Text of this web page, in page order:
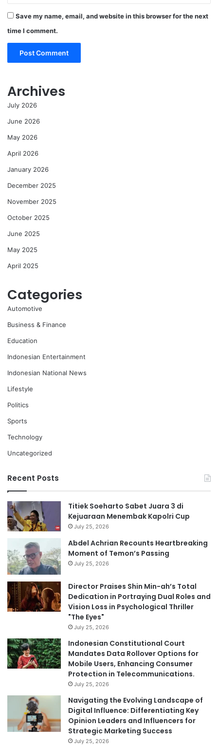
Save my name, email, and website in this browser for the next
time I comment.
Archives
July 2026
June 2026
May 2026
April 2026
January 2026
December 2025
November 2025
October 2025
June 2025
May 2025
April 2025
Categories
Automotive
Business & Finance
Education
Indonesian Entertainment
Indonesian National News
Lifestyle
Politics
Sports
Technology
Uncategorized
Recent Posts
Titiek Soeharto Sabet Juara 3 di
Kejuaraan Menembak Kapolri Cup
July 25, 2026
Abdel Achrian Recounts Heartbreaking
Moment of Temon’s Passing
July 25, 2026
Director Praises Shin Min-ah’s Total
Dedication in Portraying Dual Roles and
Vision Loss in Psychological Thriller
"The Eyes"
July 25, 2026
Indonesian Constitutional Court
Mandates Data Rollover Options for
Mobile Users, Enhancing Consumer
Protection in Telecommunications.
July 25, 2026
Navigating the Evolving Landscape of
Digital Influence: Differentiating Key
Opinion Leaders and Influencers for
Strategic Marketing Success
July 25, 2026